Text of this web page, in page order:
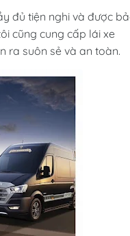
đủ tiện nghi và được
cũng cung cấp lái xe
ra suôn sẻ và an toàn.